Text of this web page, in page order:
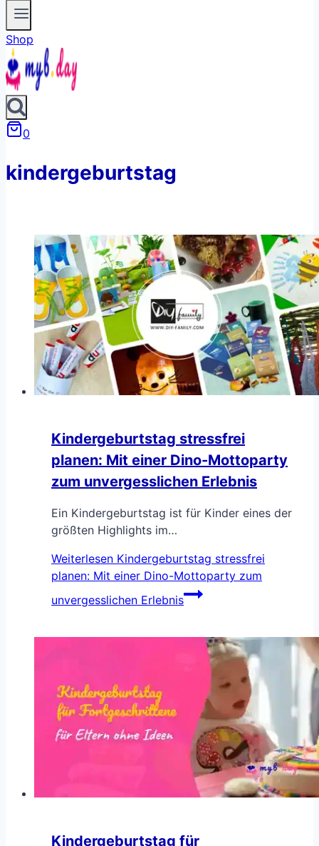
Shop
0
kindergeburtstag
Kindergeburtstag stressfrei
planen: Mit einer Dino-Mottoparty
zum unvergesslichen Erlebnis
Ein Kindergeburtstag ist für Kinder eines der
größten Highlights im…
Weiterlesen Kindergeburtstag stressfrei
planen: Mit einer Dino-Mottoparty zum
unvergesslichen Erlebnis
Kindergeburtstag für